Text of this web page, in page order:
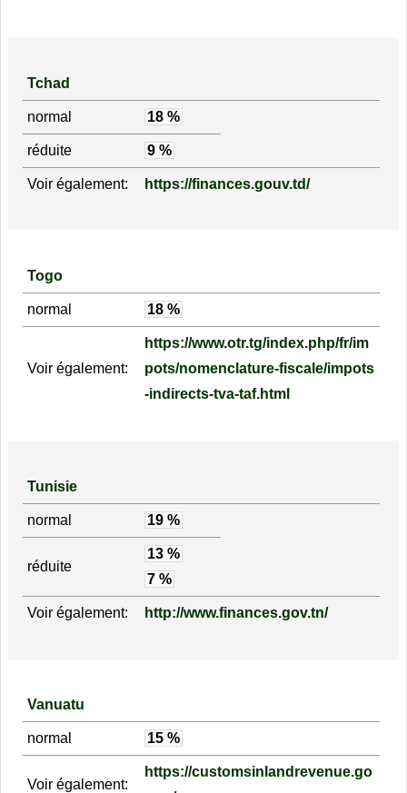
Tchad
normal 18 %
réduite 9 %
Voir également: https://finances.gouv.td/
Togo
normal 18 %
Voir également:
https://www.otr.tg/index.php/fr/im
pots/nomenclature-fiscale/impots
-indirects-tva-taf.html
Tunisie
normal 19 %
réduite
13 %
7 %
Voir également: http://www.finances.gov.tn/
Vanuatu
normal 15 %
Voir également:
https://customsinlandrevenue.go